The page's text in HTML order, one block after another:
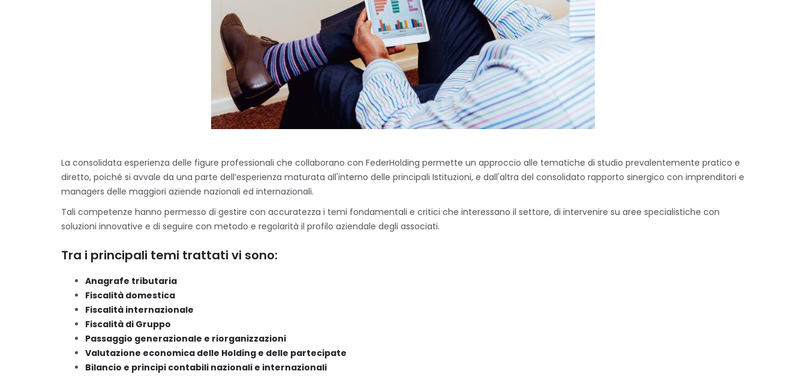
La consolidata esperienza delle figure professionali che collaborano con FederHolding permette un approccio alle tematiche di studio prevalentemente pratico e
diretto, poiché si avvale da una parte dell’esperienza maturata all'interno delle principali Istituzioni, e dall'altra del consolidato rapporto sinergico con imprenditori e
managers delle maggiori aziende nazionali ed internazionali.
Tali competenze hanno permesso di gestire con accuratezza i temi fondamentali e critici che interessano il settore, di intervenire su aree specialistiche con
soluzioni innovative e di seguire con metodo e regolarità il profilo aziendale degli associati.
Tra i principali temi trattati vi sono:
Anagrafe tributaria
Fiscalità domestica
Fiscalità internazionale
Fiscalità di Gruppo
Passaggio generazionale e riorganizzazioni
Valutazione economica delle Holding e delle partecipate
Bilancio e principi contabili nazionali e internazionali